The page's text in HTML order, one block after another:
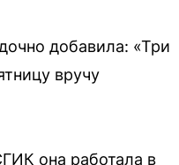
добавила: «Три
вручу
она работала в